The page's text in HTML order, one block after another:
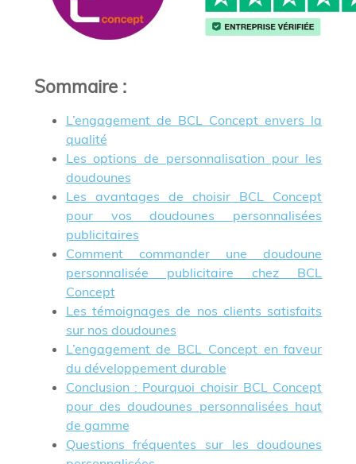
Sommaire:
L’engagement de BCL Concept envers la
qualité
Les options de personnalisation pour les
doudounes
Les avantages de choisir BCL Concept
pour vos doudounes personnalisées
publicitaires
Comment commander une doudoune
personnalisée publicitaire chez BCL
Concept
Les témoignages de nos clients satisfaits
sur nos doudounes
L’engagement de BCL Concept en faveur
du développement durable
Conclusion : Pourquoi choisir BCL Concept
pour des doudounes personnalisées haut
de gamme
Questions fréquentes sur les doudounes